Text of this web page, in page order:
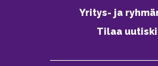
Yritys- ja
Tilaa